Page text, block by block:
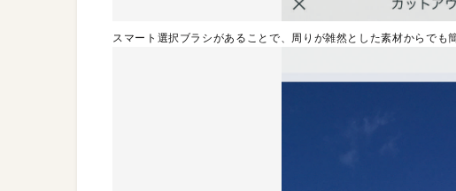
スマート選択ブラシがあることで、周りが雑然とした素材からでも